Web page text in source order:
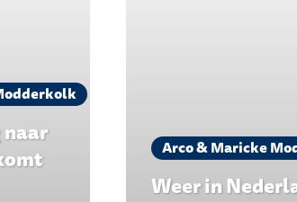
naar
Arco & Maricke
Weer in